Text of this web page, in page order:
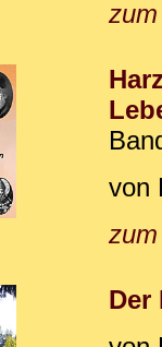
von
Der